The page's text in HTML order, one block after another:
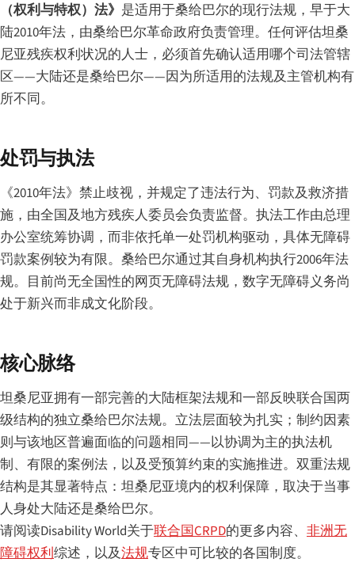
（权利与特权）法》 是适用于桑给巴尔的现行法规，早于大
陆2010年法，由桑给巴尔革命政府负责管理。任何评估坦桑
尼亚残疾权利状况的人士，必须首先确认适用哪个司法管辖
区——大陆还是桑给巴尔——因为所适用的法规及主管机构有
所不同。
处罚与执法
《2010年法》禁止歧视，并规定了违法行为、罚款及救济措
施，由全国及地方残疾人委员会负责监督。执法工作由总理
办公室统筹协调，而非依托单一处罚机构驱动，具体无障碍
罚款案例较为有限。桑给巴尔通过其自身机构执行2006年法
规。目前尚无全国性的网页无障碍法规，数字无障碍义务尚
处于新兴而非成文化阶段。
核心脉络
坦桑尼亚拥有一部完善的大陆框架法规和一部反映联合国两
级结构的独立桑给巴尔法规。立法层面较为扎实；制约因素
则与该地区普遍面临的问题相同——以协调为主的执法机
制、有限的案例法，以及受预算约束的实施推进。双重法规
结构是其显著特点：坦桑尼亚境内的权利保障，取决于当事
人身处大陆还是桑给巴尔。
请阅读Disability World关于联合国CRPD的更多内容、 非洲无
障碍权利综述，以及法规专区中可比较的各国制度。